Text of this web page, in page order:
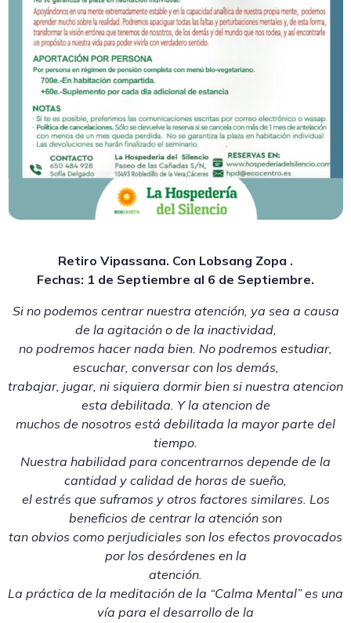
Retiro Vipassana. Con Lobsang Zopa .
Fechas: 1 de Septiembre al 6 de Septiembre.
Si no podemos centrar nuestra atención, ya sea a causa
de la agitación o de la inactividad,
no podremos hacer nada bien. No podremos estudiar,
escuchar, conversar con los demás,
trabajar, jugar, ni siquiera dormir bien si nuestra atencion
esta debilitada. Y la atencion de
muchos de nosotros está debilitada la mayor parte del
tiempo.
Nuestra habilidad para concentrarnos depende de la
cantidad y calidad de horas de sueño,
el estrés que suframos y otros factores similares. Los
beneficios de centrar la atención son
tan obvios como perjudiciales son los efectos provocados
por los desórdenes en la
atención.
La práctica de la meditación de la “Calma Mental” es una
vía para el desarrollo de la